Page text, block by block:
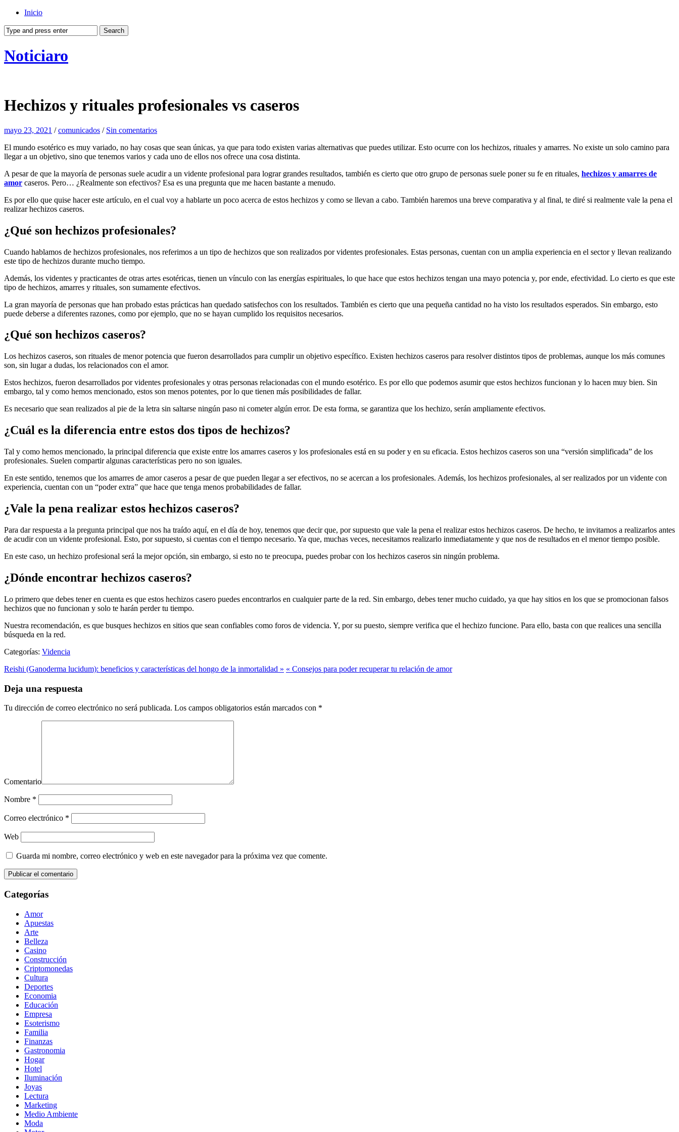
Inicio
Noticiaro
Hechizos y rituales profesionales vs caseros
mayo 23, 2021 /comunicados / Sin comentarios
El mundo esotérico es muy variado, no hay cosas que sean únicas, ya que para todo existen varias alternativas que puedes utilizar. Esto ocurre con los hechizos, rituales y amarres. No existe un solo camino para
llegar a un objetivo, sino que tenemos varios y cada uno de ellos nos ofrece una cosa distinta.
A pesar de que la mayoría de personas suele acudir a un vidente profesional para lograr grandes resultados, también es cierto que otro grupo de personas suele poner su fe en rituales, hechizos y amarres de
amor caseros. Pero… ¿Realmente son efectivos? Esa es una pregunta que me hacen bastante a menudo.
Es por ello que quise hacer este artículo, en el cual voy a hablarte un poco acerca de estos hechizos y como se llevan a cabo. También haremos una breve comparativa y al final, te diré si realmente vale la pena el
realizar hechizos caseros.
¿Qué son hechizos profesionales?
Cuando hablamos de hechizos profesionales, nos referimos a un tipo de hechizos que son realizados por videntes profesionales. Estas personas, cuentan con un amplia experiencia en el sector y llevan realizando
este tipo de hechizos durante mucho tiempo.
Además, los videntes y practicantes de otras artes esotéricas, tienen un vínculo con las energías espirituales, lo que hace que estos hechizos tengan una mayo potencia y, por ende, efectividad. Lo cierto es que este
tipo de hechizos, amarres y rituales, son sumamente efectivos.
La gran mayoría de personas que han probado estas prácticas han quedado satisfechos con los resultados. También es cierto que una pequeña cantidad no ha visto los resultados esperados. Sin embargo, esto
puede deberse a diferentes razones, como por ejemplo, que no se hayan cumplido los requisitos necesarios.
¿Qué son hechizos caseros?
Los hechizos caseros, son rituales de menor potencia que fueron desarrollados para cumplir un objetivo específico. Existen hechizos caseros para resolver distintos tipos de problemas, aunque los más comunes
son, sin lugar a dudas, los relacionados con el amor.
Estos hechizos, fueron desarrollados por videntes profesionales y otras personas relacionadas con el mundo esotérico. Es por ello que podemos asumir que estos hechizos funcionan y lo hacen muy bien. Sin
embargo, tal y como hemos mencionado, estos son menos potentes, por lo que tienen más posibilidades de fallar.
Es necesario que sean realizados al pie de la letra sin saltarse ningún paso ni cometer algún error. De esta forma, se garantiza que los hechizo, serán ampliamente efectivos.
¿Cuál es la diferencia entre estos dos tipos de hechizos?
Tal y como hemos mencionado, la principal diferencia que existe entre los amarres caseros y los profesionales está en su poder y en su eficacia. Estos hechizos caseros son una “versión simplificada” de los
profesionales. Suelen compartir algunas características pero no son iguales.
En este sentido, tenemos que los amarres de amor caseros a pesar de que pueden llegar a ser efectivos, no se acercan a los profesionales. Además, los hechizos profesionales, al ser realizados por un vidente con
experiencia, cuentan con un “poder extra” que hace que tenga menos probabilidades de fallar.
¿Vale la pena realizar estos hechizos caseros?
Para dar respuesta a la pregunta principal que nos ha traído aquí, en el día de hoy, tenemos que decir que, por supuesto que vale la pena el realizar estos hechizos caseros. De hecho, te invitamos a realizarlos antes
de acudir con un vidente profesional. Esto, por supuesto, si cuentas con el tiempo necesario. Ya que, muchas veces, necesitamos realizarlo inmediatamente y que nos de resultados en el menor tiempo posible.
En este caso, un hechizo profesional será la mejor opción, sin embargo, si esto no te preocupa, puedes probar con los hechizos caseros sin ningún problema.
¿Dónde encontrar hechizos caseros?
Lo primero que debes tener en cuenta es que estos hechizos casero puedes encontrarlos en cualquier parte de la red. Sin embargo, debes tener mucho cuidado, ya que hay sitios en los que se promocionan falsos
hechizos que no funcionan y solo te harán perder tu tiempo.
Nuestra recomendación, es que busques hechizos en sitios que sean confiables como foros de videncia. Y, por su puesto, siempre verifica que el hechizo funcione. Para ello, basta con que realices una sencilla
búsqueda en la red.
Categorías: Videncia
Reishi (Ganoderma lucidum): beneficios y características del hongo de la inmortalidad » « Consejos para poder recuperar tu relación de amor
Deja una respuesta
Tu dirección de correo electrónico no será publicada. Los campos obligatorios están marcados con *
Comentario
Nombre *
Correo electrónico *
Web
Guarda mi nombre, correo electrónico y web en este navegador para la próxima vez que comente.
Categorías
Amor
Apuestas
Arte
Belleza
Casino
Construcción
Criptomonedas
Cultura
Deportes
Economia
Educación
Empresa
Esoterismo
Familia
Finanzas
Gastronomia
Hogar
Hotel
Iluminación
Joyas
Lectura
Marketing
Medio Ambiente
Moda